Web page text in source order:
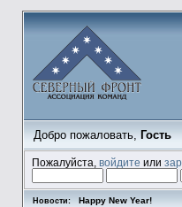
Добро пожаловать, Гость
Пожалуйста, войдите или
Новости: Happy New Year!